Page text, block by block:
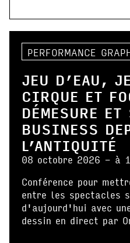
PERFORMANCE
JEU D’EAU,
CIRQUE ET
DÉMESURE
BUSINESS
L’ANTIQUITÉ
08 octobre 2026 - à
Conférence pour
entre les spectacles
d'aujourd'hui avec
dessin en direct par